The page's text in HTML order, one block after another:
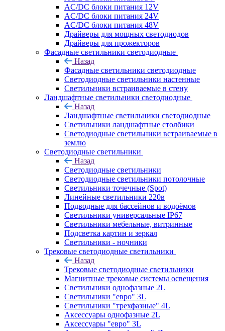
AC/DC блоки питания 12V
AC/DC блоки питания 24V
AC/DC блоки питания 48V
Драйверы для мощных светодиодов
Драйверы для прожекторов
Фасадные светильники светодиодные
Назад
Фасадные светильники светодиодные
Светодиодные светильники настенные
Светильники встраиваемые в стену
Ландшафтные светильники светодиодные
Назад
Ландшафтные светильники светодиодные
Светильники ландшафтные столбики
Светодиодные светильники встраиваемые в
землю
Светодиодные светильники
Назад
Светодиодные светильники
Светодиодные светильники потолочные
Светильники точечные (Spot)
Линейные светильники 220в
Подводные для бассейнов и водоёмов
Светильники универсальные IP67
Светильники мебельные, витринные
Подсветка картин и зеркал
Светильники - ночники
Трековые светодиодные светильники
Назад
Трековые светодиодные светильники
Магнитные трековые системы освещения
Светильники однофазные 2L
Светильники "евро" 3L
Светильники "трехфазные" 4L
Аксессуары однофазные 2L
Аксессуары "евро" 3L